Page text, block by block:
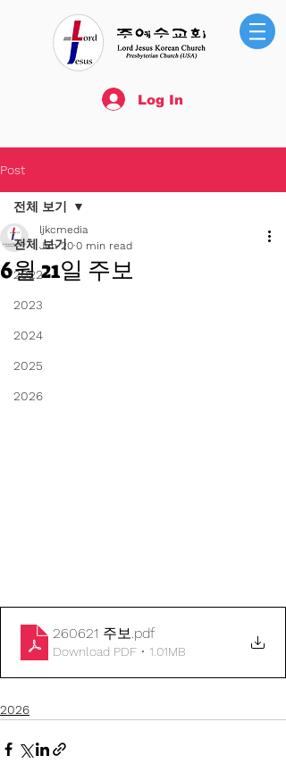
Log In
Post
전체 보기
2022
2023
2024
2025
2026
전체 보기
6월 21일 주보
ljkcmedia
Jun 20 0 min read
260621 주보.pdf
Download PDF • 1.01MB
2026